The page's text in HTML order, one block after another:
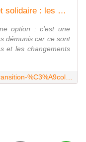
Une transition écologique juste et solidaire : les propositions de France Nature Environnement
option : c'est une
démunis car ce sont
et les changements